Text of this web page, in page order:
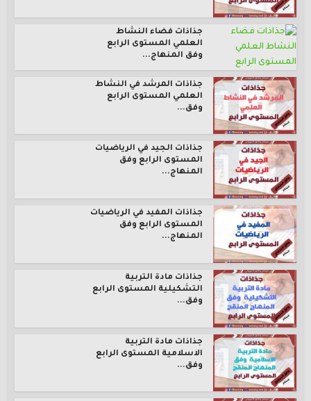
جذاذات فضاء النشاط
العلمي المستوى الرابع
وفق المنهاج...
جذاذات المرشد في النشاط
العلمي المستوى الرابع
وفق...
جذاذات الجيد في الرياضيات
المستوى الرابع وفق
المنهاج...
جذاذات المفيد في الرياضيات
المستوى الرابع وفق
المنهاج...
جذاذات مادة التربية
التشكيلية المستوى الرابع
وفق...
جذاذات مادة التربية
الاسلامية المستوى الرابع
وفق...